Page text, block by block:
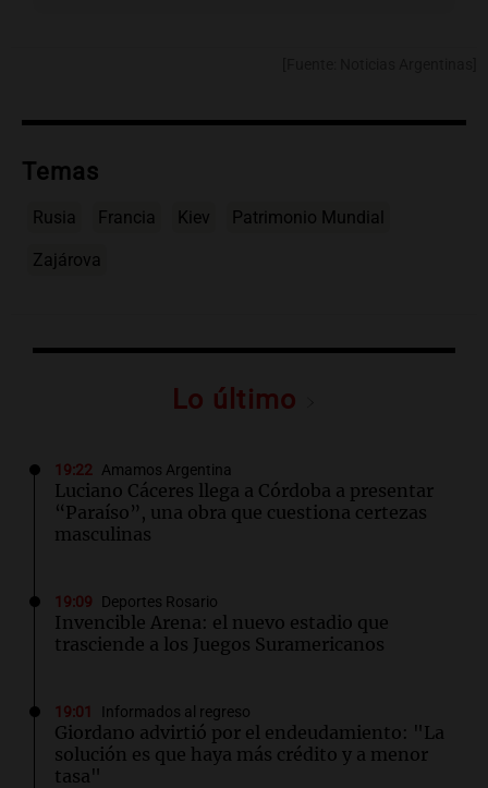
Temas
Rusia Francia Kiev Patrimonio Mundial
Zajárova
Lo último
19:22 Amamos Argentina
Luciano Cáceres llega a Córdoba a presentar
“Paraíso”, una obra que cuestiona certezas
masculinas
19:09 Deportes Rosario
Invencible Arena: el nuevo estadio que
trasciende a los Juegos Suramericanos
19:01 Informados al regreso
Giordano advirtió por el endeudamiento: "La
solución es que haya más crédito y a menor
tasa"